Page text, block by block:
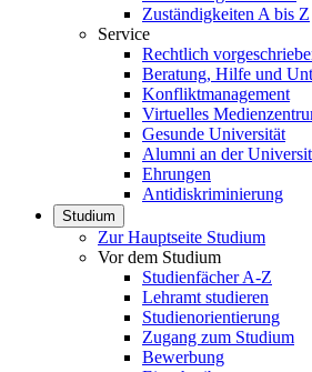
Zuständigkeiten A bis Z
Service
Rechtlich
Beratung, Hilfe und
Konfliktmanagement
Virtuelles
Gesunde Universität
Alumni an der
Ehrungen
Antidiskriminierung
Studium
Zur Hauptseite Studium
Vor dem Studium
Studienfächer A-Z
Lehramt studieren
Studienorientierung
Zugang zum Studium
Bewerbung